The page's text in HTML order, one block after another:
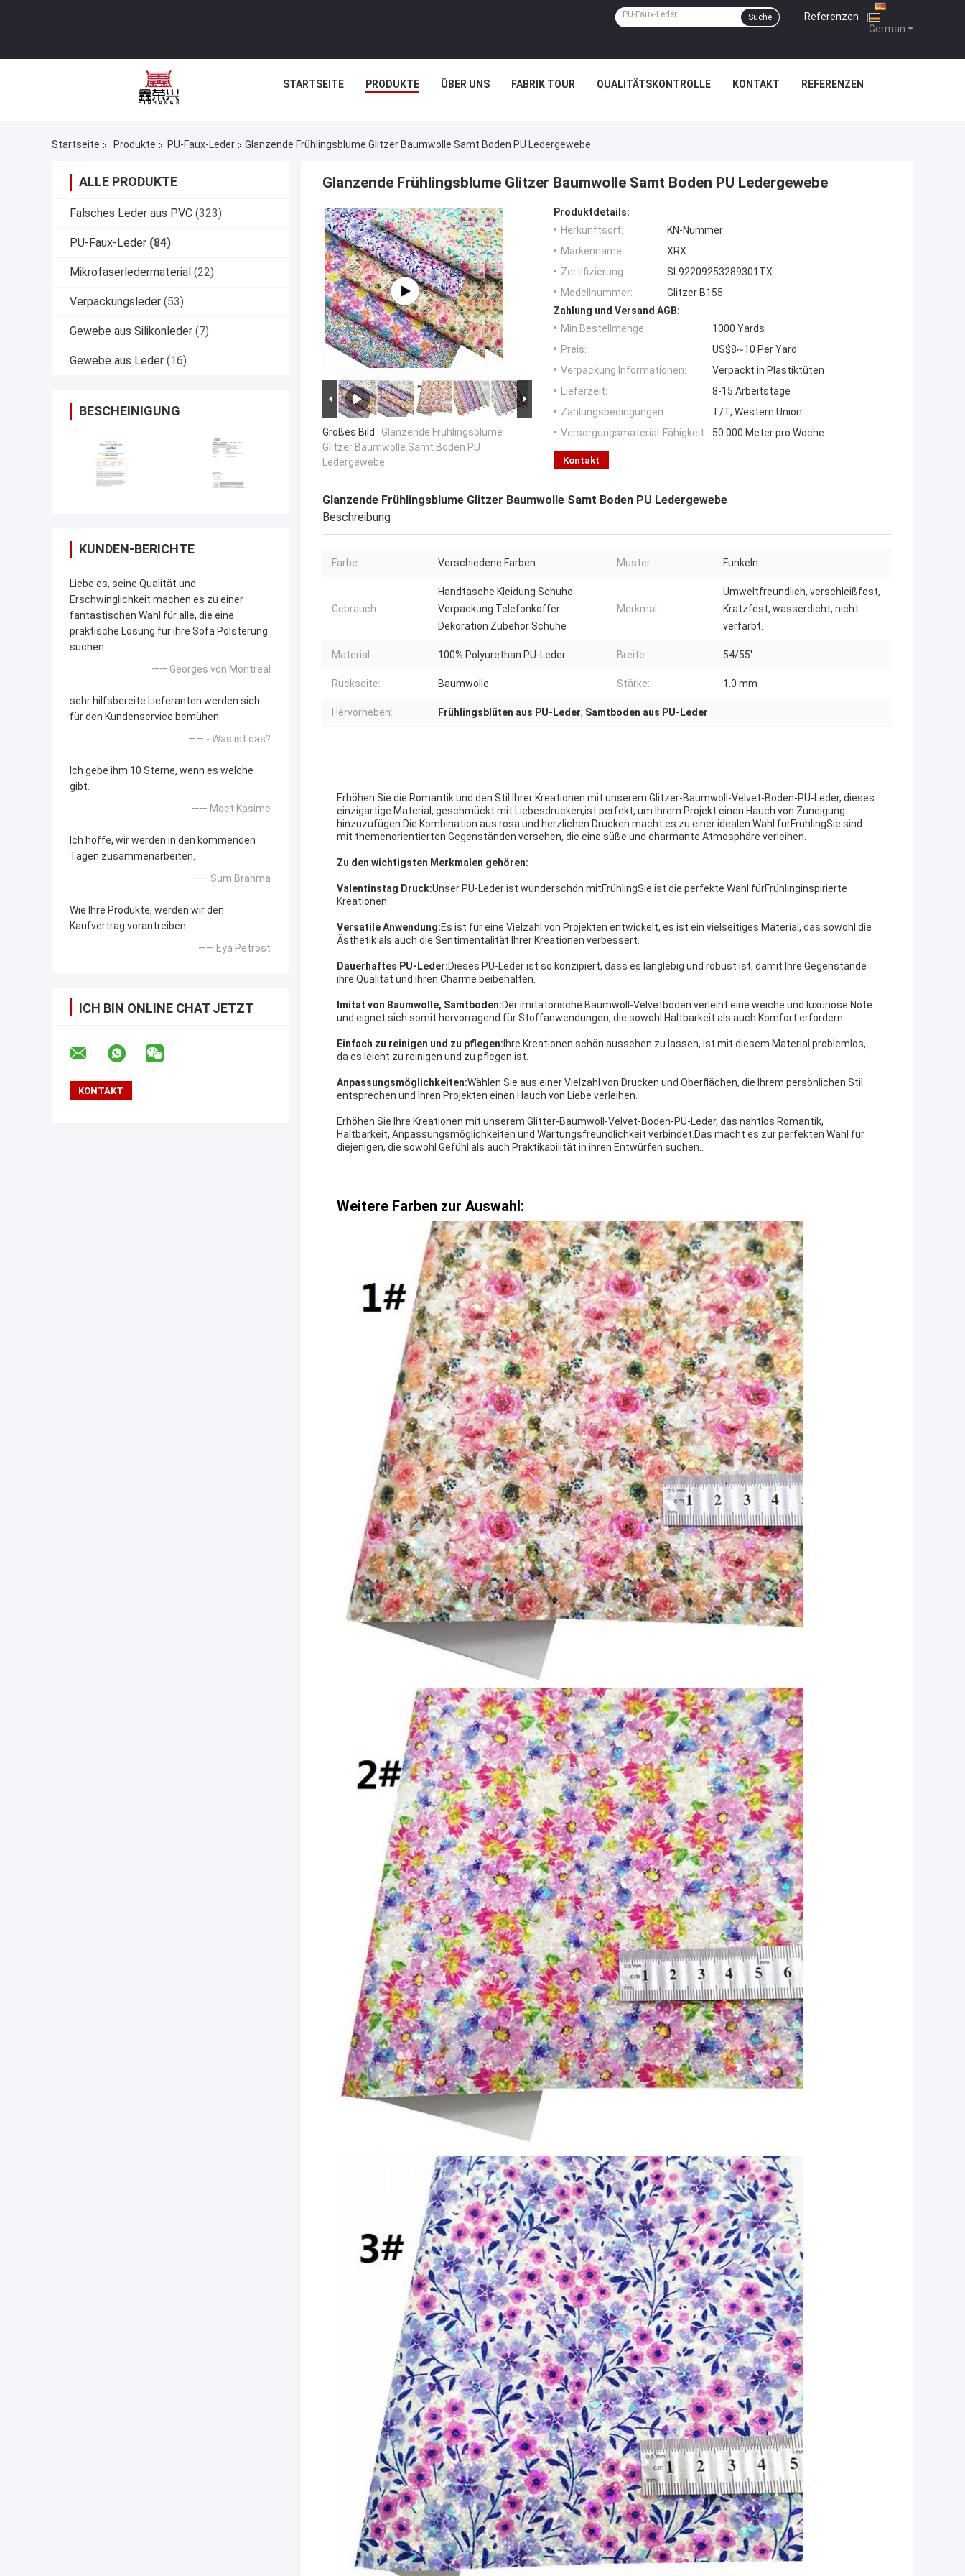
German
Referenzen |
Suche
STARTSEITE PRODUKTE ÜBER UNS FABRIK TOUR QUALITÄTSKONTROLLE KONTAKT REFERENZEN
Startseite Produkte PU-Faux-Leder Glanzende Frühlingsblume Glitzer Baumwolle Samt Boden PU Ledergewebe
ALLE PRODUKTE
Falsches Leder aus PVC (323)
PU-Faux-Leder (84)
Mikrofaserledermaterial (22)
Verpackungsleder (53)
Gewebe aus Silikonleder (7)
Gewebe aus Leder (16)
BESCHEINIGUNG
KUNDEN-BERICHTE
Liebe es, seine Qualität und
Erschwinglichkeit machen es zu einer
fantastischen Wahl für alle, die eine
praktische Lösung für ihre Sofa Polsterung
suchen
—— Georges von Montreal
sehr hilfsbereite Lieferanten werden sich
für den Kundenservice bemühen.
—— - Was ist das?
Ich gebe ihm 10 Sterne, wenn es welche
gibt.
—— Moet Kasime
Ich hoffe, wir werden in den kommenden
Tagen zusammenarbeiten.
—— Sum Brahma
Wie Ihre Produkte, werden wir den
Kaufvertrag vorantreiben.
—— Eya Petrost
ICH BIN ONLINE CHAT JETZT
Glanzende Frühlingsblume Glitzer Baumwolle Samt Boden PU Ledergewebe
Großes Bild : Glanzende Frühlingsblume
Glitzer Baumwolle Samt Boden PU
Ledergewebe
Produktdetails:
Herkunftsort:
KN-Nummer
Markenname:
XRX
Zertifizierung:
SL92209253289301TX
Modellnummer:
Glitzer B155
Zahlung und Versand AGB:
Min Bestellmenge:
1000 Yards
Preis:
US$8~10 Per Yard
Verpackung Informationen:
Verpackt in Plastiktüten
Lieferzeit:
8-15 Arbeitstage
Zahlungsbedingungen:
T/T, Western Union
Versorgungsmaterial-Fähigkeit:
50.000 Meter pro Woche
Kontakt
Glanzende Frühlingsblume Glitzer Baumwolle Samt Boden PU Ledergewebe
Beschreibung
Farbe: Verschiedene Farben Muster: Funkeln
Gebrauch:
Handtasche Kleidung Schuhe
Verpackung Telefonkoffer
Dekoration Zubehör Schuhe
Merkmal:
Umweltfreundlich, verschleißfest,
Kratzfest, wasserdicht, nicht
verfärbt.
Material: 100% Polyurethan PU-Leder Breite: 54/55'
Rückseite: Baumwolle Stärke: 1.0 mm
Hervorheben: Frühlingsblüten aus PU-Leder, Samtboden aus PU-Leder
Erhöhen Sie die Romantik und den Stil Ihrer Kreationen mit unserem Glitzer-Baumwoll-Velvet-Boden-PU-Leder, dieses
einzigartige Material, geschmückt mit Liebesdrucken,ist perfekt, um Ihrem Projekt einen Hauch von Zuneigung
hinzuzufügen.Die Kombination aus rosa und herzlichen Drucken macht es zu einer idealen Wahl fürFrühlingSie sind
mit themenorientierten Gegenständen versehen, die eine süße und charmante Atmosphäre verleihen.
Zu den wichtigsten Merkmalen gehören:
Valentinstag Druck:Unser PU-Leder ist wunderschön mitFrühlingSie ist die perfekte Wahl fürFrühlinginspirierte
Kreationen.
Versatile Anwendung:Es ist für eine Vielzahl von Projekten entwickelt, es ist ein vielseitiges Material, das sowohl die
Ästhetik als auch die Sentimentalität Ihrer Kreationen verbessert.
Dauerhaftes PU-Leder:Dieses PU-Leder ist so konzipiert, dass es langlebig und robust ist, damit Ihre Gegenstände
ihre Qualität und ihren Charme beibehalten.
Imitat von Baumwolle, Samtboden:Der imitatorische Baumwoll-Velvetboden verleiht eine weiche und luxuriöse Note
und eignet sich somit hervorragend für Stoffanwendungen, die sowohl Haltbarkeit als auch Komfort erfordern.
Einfach zu reinigen und zu pflegen: Ihre Kreationen schön aussehen zu lassen, ist mit diesem Material problemlos,
da es leicht zu reinigen und zu pflegen ist.
Anpassungsmöglichkeiten:Wählen Sie aus einer Vielzahl von Drucken und Oberflächen, die Ihrem persönlichen Stil
entsprechen und Ihren Projekten einen Hauch von Liebe verleihen.
Erhöhen Sie Ihre Kreationen mit unserem Glitter-Baumwoll-Velvet-Boden-PU-Leder, das nahtlos Romantik,
Haltbarkeit, Anpassungsmöglichkeiten und Wartungsfreundlichkeit verbindet.Das macht es zur perfekten Wahl für
diejenigen, die sowohl Gefühl als auch Praktikabilität in ihren Entwürfen suchen..
Weitere Farben zur Auswahl: